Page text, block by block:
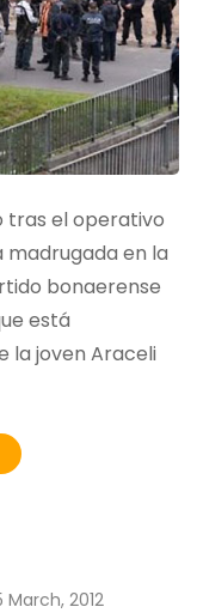
tras el operativo
madrugada en la
bonaerense
está
la joven Araceli
March, 2012